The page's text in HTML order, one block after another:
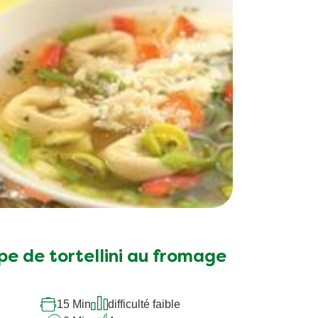
évaluation
pour
ce